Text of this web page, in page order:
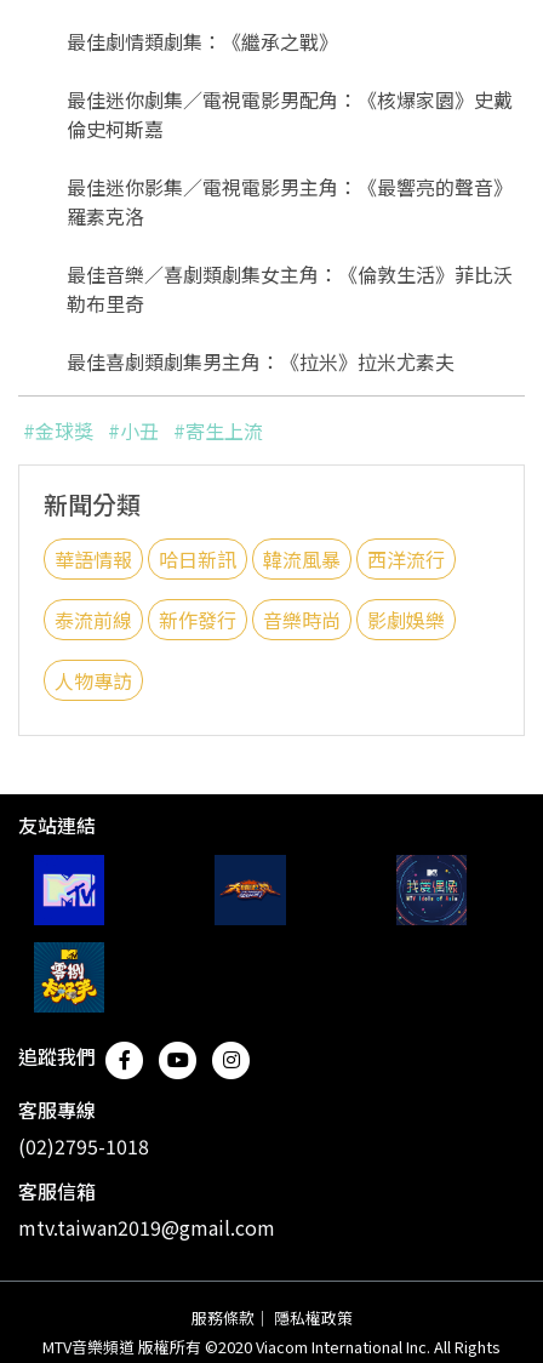
最佳劇情類劇集：《繼承之戰》
最佳迷你劇集／電視電影男配角：《核爆家園》史戴
倫史柯斯嘉
最佳迷你影集／電視電影男主角：《最響亮的聲音》
羅素克洛
最佳音樂／喜劇類劇集女主角：《倫敦生活》菲比沃
勒布里奇
最佳喜劇類劇集男主角：《拉米》拉米尤素夫
#金球獎 #小丑 #寄生上流
新聞分類
華語情報 哈日新訊 韓流風暴 西洋流行
泰流前線 新作發行 音樂時尚 影劇娛樂
人物專訪
友站連結
追蹤我們
客服專線
(02)2795-1018
客服信箱
mtv.taiwan2019@gmail.com
服務條款 ｜ 隱私權政策
MTV音樂頻道 版權所有 ©2020 Viacom International Inc. All Rights